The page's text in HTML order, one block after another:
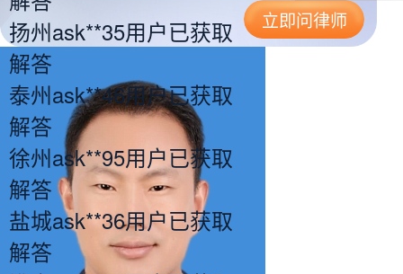
立即问律师
扬州ask**35用户已获取
解答
泰州ask**46用户已获取
解答
徐州ask**95用户已获取
解答
盐城ask**36用户已获取
解答